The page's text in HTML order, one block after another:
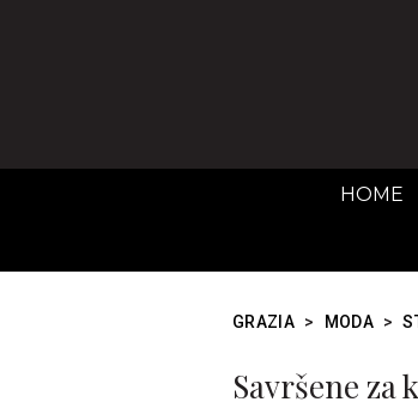
HOME
GRAZIA > MODA >
Savršene za